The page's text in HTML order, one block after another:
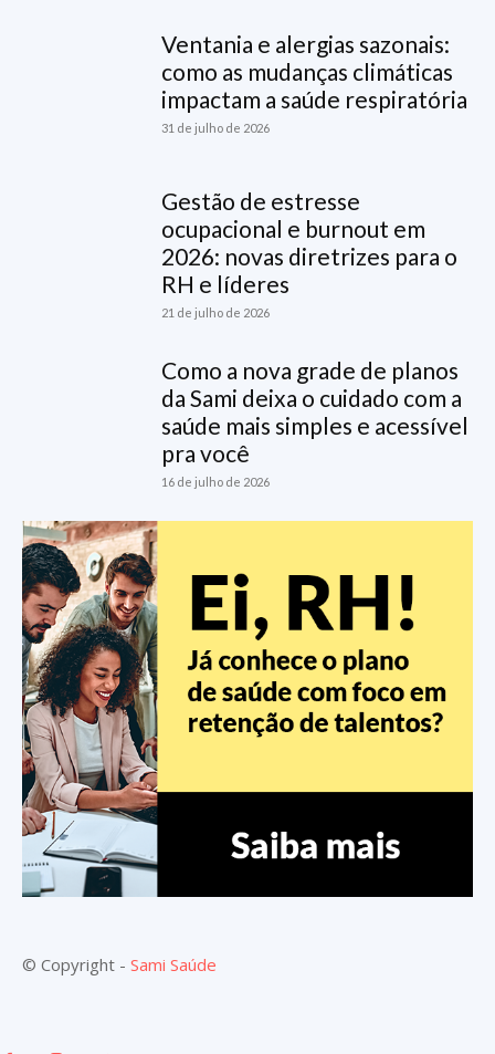
Ventania e alergias sazonais:
como as mudanças climáticas
impactam a saúde respiratória
31 de julho de 2026
Gestão de estresse
ocupacional e burnout em
2026: novas diretrizes para o
RH e líderes
21 de julho de 2026
Como a nova grade de planos
da Sami deixa o cuidado com a
saúde mais simples e acessível
pra você
16 de julho de 2026
© Copyright - Sami Saúde